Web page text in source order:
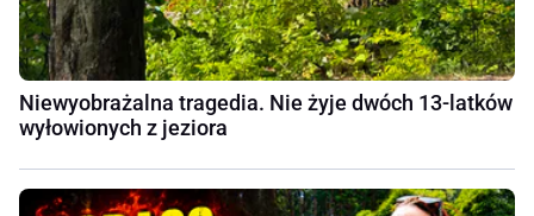
Niewyobrażalna tragedia. Nie żyje dwóch 13-latków
wyłowionych z jeziora